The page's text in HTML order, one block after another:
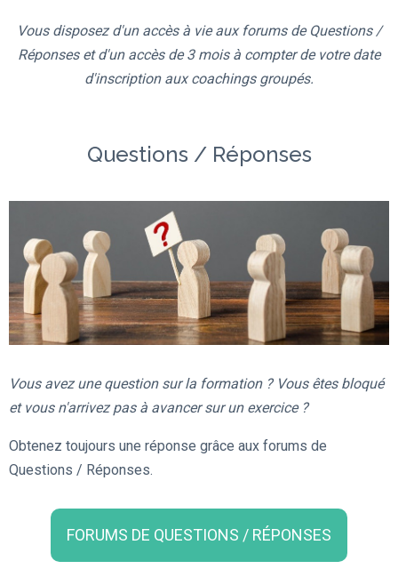
Vous disposez d'un accès à vie aux forums de Questions /
Réponses et d'un accès de 3 mois à compter de votre date
d'inscription aux coachings groupés.
Questions / Réponses
Vous avez une question sur la formation ? Vous êtes bloqué
et vous n'arrivez pas à avancer sur un exercice ?
Obtenez toujours une réponse grâce aux forums de
Questions / Réponses.
FORUMS DE QUESTIONS / RÉPONSES